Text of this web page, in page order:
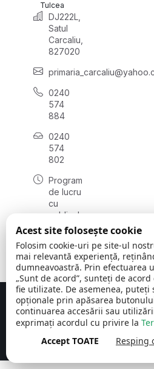
Tulcea
DJ222L,
Satul
Carcaliu,
827020
0240
574
884
0240
574
802
Program
de lucru
cu
publicul:
luni -
08:00 -
16:00
Comuna Carcaliu | județul
Tulcea
©
2026
Concept realizat deBig Media
Acest site folosește cookie
Folosim cookie-uri pe site-ul
mai relevantă experiență,
dumneavoastră. Prin efectuarea
„Sunt de acord”, sunteți de acord
fie utilizate. De asemenea, puteți
opționale prin apăsarea butonului
continuarea accesării sau
exprimați acordul cu privire la
Accept TOATE
Resping